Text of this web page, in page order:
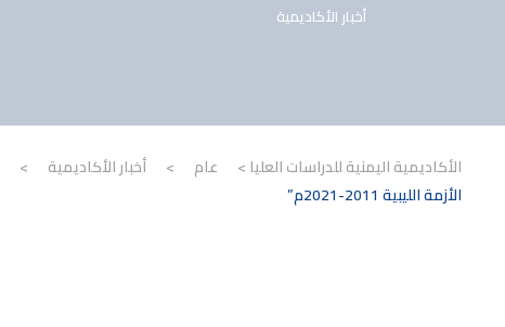
أخبار الأكاديمية
الأكاديمية اليمنية للدراسات العليا > عام > أخبار الأكاديمية >
الأزمة الليبية 2011-2021م”